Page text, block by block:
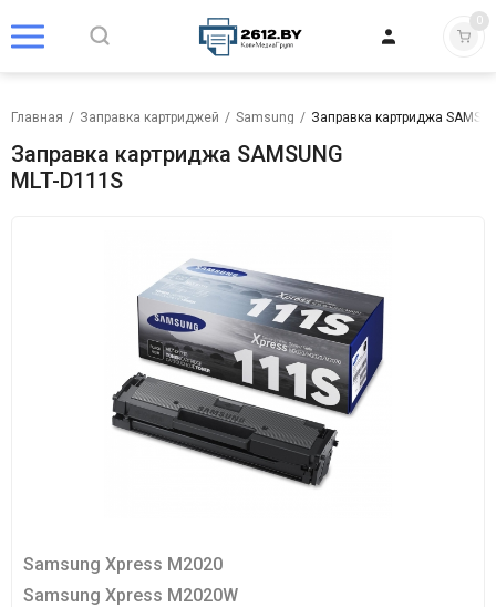
0
Главная / Заправка картриджей / Samsung / Заправка картриджа
Заправка картриджа SAMSUNG
MLT-D111S
Samsung Xpress M2020
Samsung Xpress M2020W